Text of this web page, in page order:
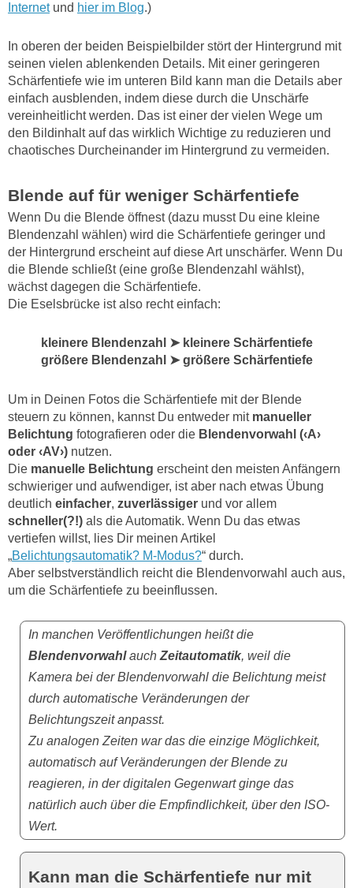
Internetund hier im Blog.)
In oberen der beiden Beispielbilder stört der Hintergrund mit
seinen vielen ablenkenden Details. Mit einer geringeren
Schärfentiefe wie im unteren Bild kann man die Details aber
einfach ausblenden, indem diese durch die Unschärfe
vereinheitlicht werden. Das ist einer der vielen Wege um
den Bildinhalt auf das wirklich Wichtige zu reduzieren und
chaotisches Durcheinander im Hintergrund zu vermeiden.
Blende auf für weniger Schärfentiefe
Wenn Du die Blende öffnest (dazu musst Du eine kleine
Blendenzahl wählen) wird die Schärfentiefe geringer und
der Hintergrund erscheint auf diese Art unschärfer. Wenn Du
die Blende schließt (eine große Blendenzahl wählst),
wächst dagegen die Schärfentiefe.
Die Eselsbrücke ist also recht einfach:
kleinere Blendenzahl ➤ kleinere Schärfentiefe
größere Blendenzahl ➤ größere Schärfentiefe
Um in Deinen Fotos die Schärfentiefe mit der Blende
steuern zu können, kannst Du entweder mit manueller
Belichtung fotografieren oder die Blendenvorwahl (‹A›
oder ‹AV›) nutzen.
Die manuelle Belichtung erscheint den meisten Anfängern
schwieriger und aufwendiger, ist aber nach etwas Übung
deutlich einfacher, zuverlässiger und vor allem
schneller(?!) als die Automatik. Wenn Du das etwas
vertiefen willst, lies Dir meinen Artikel
„Belichtungsautomatik? M-Modus?“ durch.
Aber selbstverständlich reicht die Blendenvorwahl auch aus,
um die Schärfentiefe zu beeinflussen.
In manchen Veröffentlichungen heißt die
Blendenvorwahlauch Zeitautomatik, weil die
Kamera bei der Blendenvorwahl die Belichtung meist
durch automatische Veränderungen der
Belichtungszeit anpasst.
Zu analogen Zeiten war das die einzige Möglichkeit,
automatisch auf Veränderungen der Blende zu
reagieren, in der digitalen Gegenwart ginge das
natürlich auch über die Empfindlichkeit, über den ISO-
Wert.
Kann man die Schärfentiefe nur mit